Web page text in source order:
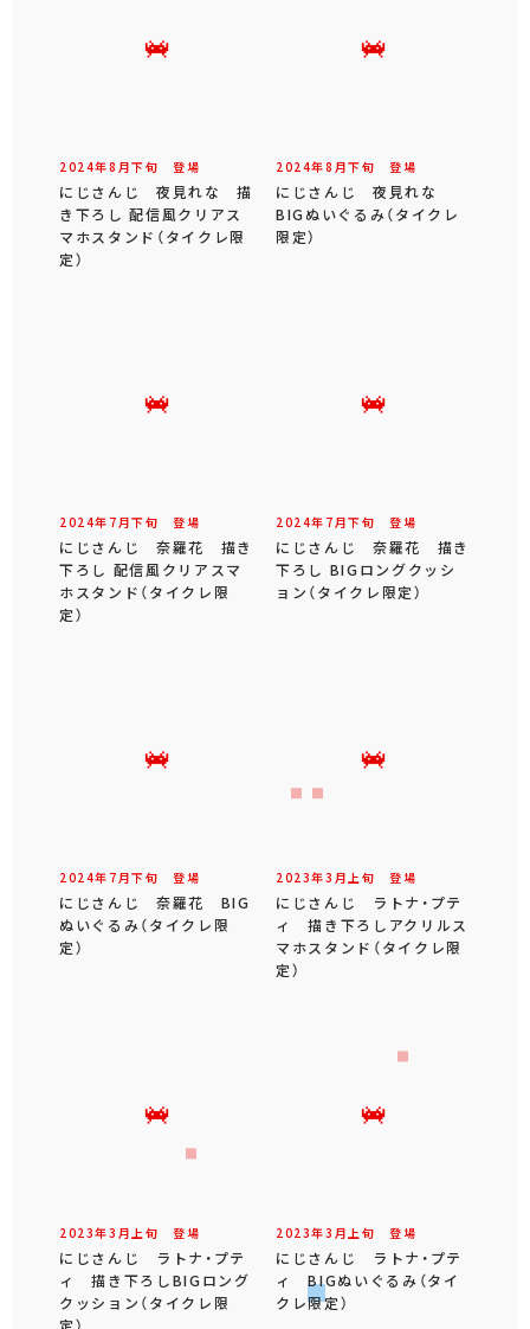
2024年8 月下旬 登場
にじさんじ 夜見れな 描
き下ろし 配信風クリアス
マホスタンド（タイクレ限
定）
2024年8 月下旬 登場
にじさんじ 夜見れな
BIGぬいぐるみ（タイクレ
限定）
2024年 7 月下旬 登場
にじさんじ 奈羅花 描き
下ろし 配信風クリアスマ
ホスタンド（タイクレ限
定）
2024年 7 月下旬 登場
にじさんじ 奈羅花 描き
下ろし BIGロングクッシ
ョン（タイクレ限定）
2024年 7 月下旬 登場
にじさんじ 奈羅花 BIG
ぬいぐるみ（タイクレ限
定）
2023年3 月 上旬 登場
にじさんじ ラトナ・プテ
ィ 描き下ろしアクリルス
マホスタンド（タイクレ限
定）
2023年3 月 上旬 登場
にじさんじ ラトナ・プテ
ィ 描き下ろしBIGロング
クッション（タイクレ限
2023年3 月 上旬 登場
にじさんじ ラトナ・プテ
ィ BIGぬいぐるみ（タイ
クレ限定）